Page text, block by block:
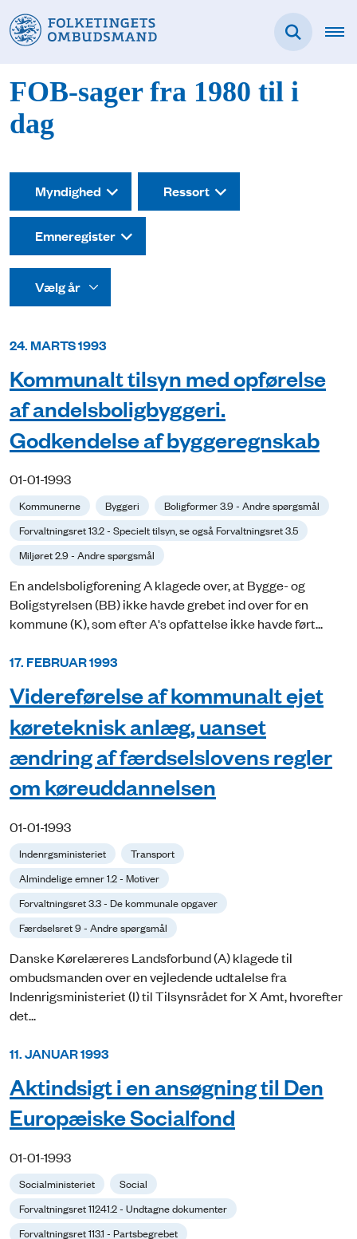
FOB-sager fra 1980 til i
dag
Myndighed Ressort
Emneregister
24. MARTS 1993
Kommunalt tilsyn med opførelse
af andelsboligbyggeri.
Godkendelse af byggeregnskab
01-01-1993
Kommunerne Byggeri
Boligformer 3.9 - Andre spørgsmål
Forvaltningsret 13.2 - Specielt tilsyn, se også Forvaltningsret 3.5
Miljøret 2.9 - Andre spørgsmål
En andelsboligforening A klagede over, at Bygge- og
Boligstyrelsen (BB) ikke havde grebet ind over for en
kommune (K), som efter A's opfattelse ikke havde ført...
17. FEBRUAR 1993
Videreførelse af kommunalt ejet
køreteknisk anlæg, uanset
ændring af færdselslovens regler
om køreuddannelsen
01-01-1993
Indenrgsministeriet
Transport
Almindelige emner 1.2 - Motiver
Forvaltningsret 3.3 - De kommunale opgaver
Færdselsret 9 - Andre spørgsmål
Danske Kørelæreres Landsforbund (A) klagede til
ombudsmanden over en vejledende udtalelse fra
Indenrigsministeriet (I) til Tilsynsrådet for X Amt, hvorefter
det...
11. JANUAR 1993
Aktindsigt i en ansøgning til Den
Europæiske Socialfond
01-01-1993
Socialministeriet
Social
Forvaltningsret 11241.2 - Undtagne dokumenter
Forvaltningsret 113.1 - Partsbegrebet